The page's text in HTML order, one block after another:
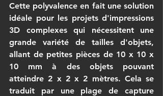
Cette polyvalence en fait une solution
idéale pour les projets d'impressions
3D complexes qui nécessitent une
grande variété de tailles d'objets,
allant de petites pièces de 10 x 10 x
10 mm à des objets pouvant
atteindre 2 x 2 x 2 mètres. Cela se
traduit par une plage de capture